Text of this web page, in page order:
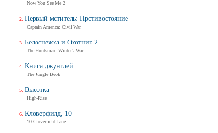
Now You See Me 2
Первый мститель: Противостояние
Captain America: Civil War
Белоснежка и Охотник 2
The Huntsman: Winter's War
Книга джунглей
The Jungle Book
Высотка
High-Rise
Кловерфилд, 10
10 Cloverfield Lane